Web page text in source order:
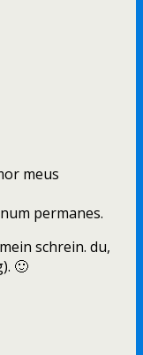
meus
permanes.
schrein. du,
🙂